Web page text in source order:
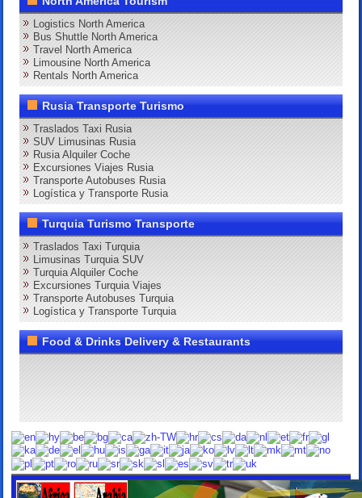
Logistics North America
Bus Shuttle North America
Travel North America
Limousine North America
Rentals North America
Rusia Transporte Turismo
Traslados Taxi Rusia
SUV Limusinas Rusia
Rusia Alquiler Coche
Excursiones Viajes Rusia
Transporte Autobuses Rusia
Logística y Transporte Rusia
Turquia Turismo Transporte
Traslados Taxi Turquia
Limusinas Turquia SUV
Turquia Alquiler Coche
Excursiones Turquia Viajes
Transporte Autobuses Turquia
Logística y Transporte Turquia
Food & Drinks Delivery & Restaurants